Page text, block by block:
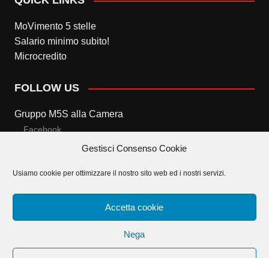
Gestisci Consenso Cookie
Usiamo cookie per ottimizzare il nostro sito web ed i nostri servizi.
Accetta cookie
Nega
MoVimento 5 stelle
Salario minimo subito!
Microcredito
FOLLOW US
Gruppo M5S alla Camera
Facebook
Twitter